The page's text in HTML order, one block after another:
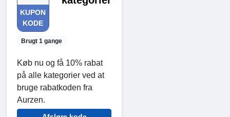
KUPON
KODE
Brugt 1 gange
Køb nu og få 10% rabat
på alle kategorier ved at
bruge rabatkoden fra
Aurzen.